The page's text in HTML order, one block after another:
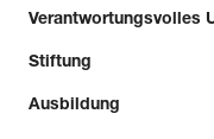
Verantwortungsvolles
Stiftung
Ausbildung